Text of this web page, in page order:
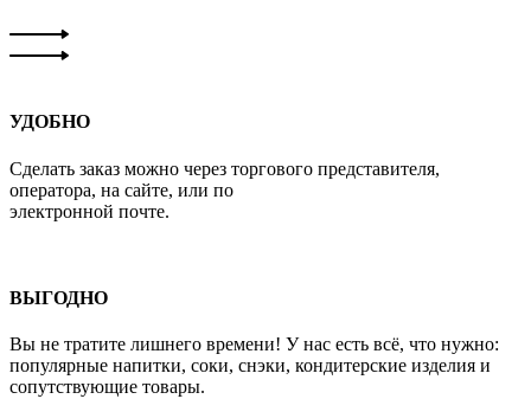
УДОБНО
Сделать заказ можно через торгового представителя,
оператора, на сайте, или по
электронной почте.
ВЫГОДНО
Вы не тратите лишнего времени! У нас есть всё, что нужно:
популярные напитки, соки, снэки, кондитерские изделия и
сопутствующие товары.